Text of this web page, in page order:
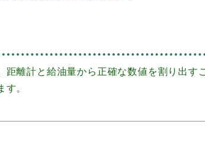
距離計と給油量から正確な数値を割り出
。